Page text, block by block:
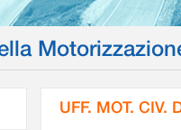
UFF. MOT. CIV.